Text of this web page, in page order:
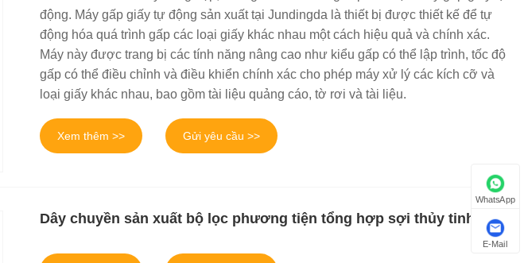
động. Máy gấp giấy tự động sản xuất tại Jundingda là thiết bị được thiết kế để tự
động hóa quá trình gấp các loại giấy khác nhau một cách hiệu quả và chính xác.
Máy này được trang bị các tính năng nâng cao như kiểu gấp có thể lập trình, tốc độ
gấp có thể điều chỉnh và điều khiển chính xác cho phép máy xử lý các kích cỡ và
loại giấy khác nhau, bao gồm tài liệu quảng cáo, tờ rơi và tài liệu.
Xem thêm >> Gửi yêu cầu >>
Dây chuyền sản xuất bộ lọc phương tiện tổng hợp sợi thủy tinh2
WhatsApp
E-Mail